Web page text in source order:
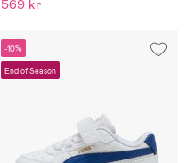
569 kr
-10%
End of Season